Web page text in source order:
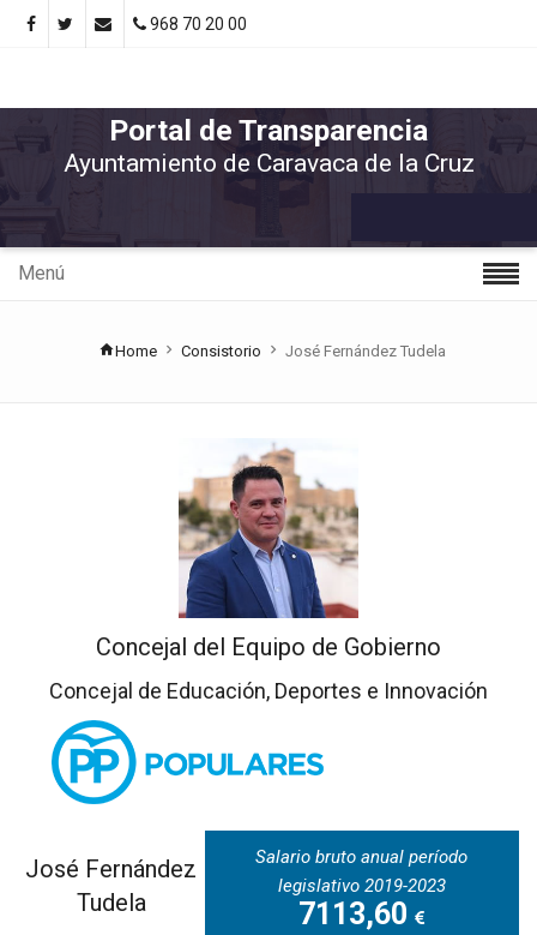
968 70 20 00
Portal de Transparencia
Ayuntamiento de Caravaca de la Cruz
Menú
Home Consistorio José Fernández Tudela
Concejal del Equipo de Gobierno
Concejal de Educación, Deportes e Innovación
José Fernández
Tudela
Salario bruto anual período
legislativo 2019-2023
7113,60